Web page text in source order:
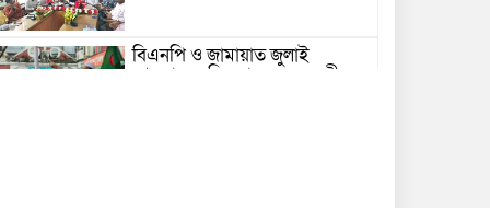
বিএনপি ও জামায়াত জুলাই
আন্দোলনে ছিল না: ফয়জুল করীম